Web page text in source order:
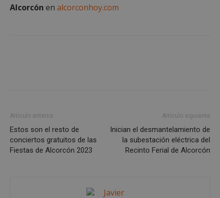
Alcorcón en alcorconhoy.com
Artículo anterior
Estos son el resto de
conciertos gratuitos de las
Fiestas de Alcorcón 2023
Artículo siguiente
Inician el desmantelamiento de
la subestación eléctrica del
Recinto Ferial de Alcorcón
Cookies de preferencias
PHPSESSID
alcorconhoy.com
Sesión